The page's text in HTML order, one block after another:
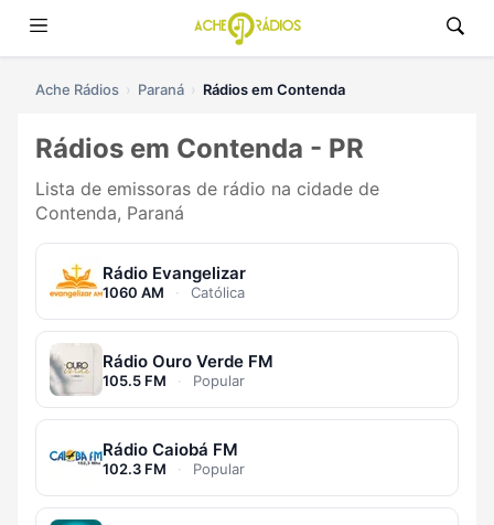
Ache Rádios Paraná Rádios em Contenda
Rádios em Contenda - PR
Lista de emissoras de rádio na cidade de
Contenda, Paraná
Rádio Evangelizar
1060 AM · Católica
Rádio Ouro Verde FM
105.5 FM · Popular
Rádio Caiobá FM
102.3 FM · Popular